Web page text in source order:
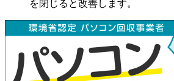
を閉じると改善します。